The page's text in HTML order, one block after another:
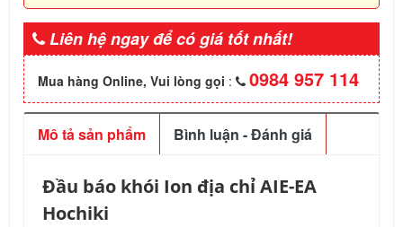
Liên hệ ngay để có giá tốt nhất!
Mua hàng Online, Vui lòng gọi : 0984 957 114
Mô tả sản phẩm Bình luận - Đánh giá
Đầu báo khói Ion địa chỉ AIE-EA
Hochiki